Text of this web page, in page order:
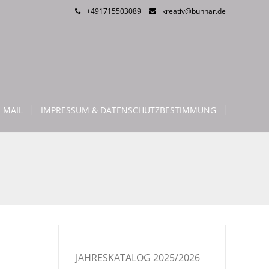
+491715503089 kreativ@buhnar.de
MAIL IMPRESSUM & DATENSCHUTZBESTIMMUNG
JAHRESKATALOG 2025/2026